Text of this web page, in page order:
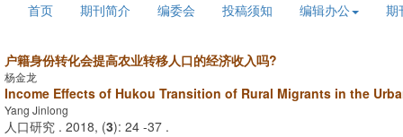
首页 期刊简介 编委会 投稿须知 编辑办公 期
户籍身份转化会提高农业转移人口的经济收入吗?
杨金龙
Income Effects of Hukou Transition of Rural Migrants in the
Yang Jinlong
人口研究 . 2018, (3): 24 -37 .